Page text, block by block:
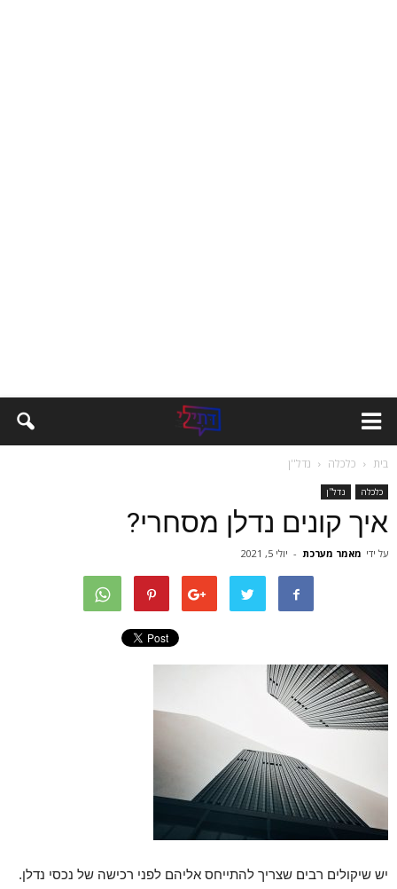
בית כלכלה נדל''ן
כלכלה נדל''ן
איך קונים נדלן מסחרי?
על ידי מאמר מערכת - יולי 5, 2021
יש שיקולים רבים שצריך להתייחס אליהם לפני רכישה של נכסי נדלן.